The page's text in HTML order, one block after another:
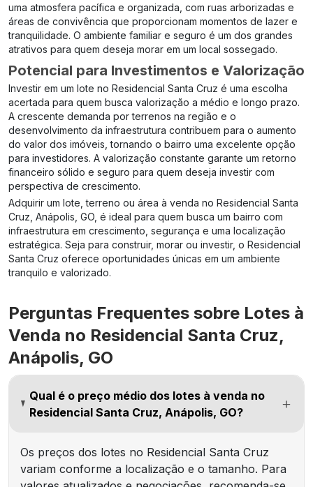
uma atmosfera pacífica e organizada, com ruas arborizadas e
áreas de convivência que proporcionam momentos de lazer e
tranquilidade. O ambiente familiar e seguro é um dos grandes
atrativos para quem deseja morar em um local sossegado.
Potencial para Investimentos e Valorização
Investir em um lote no Residencial Santa Cruz é uma escolha
acertada para quem busca valorização a médio e longo prazo.
A crescente demanda por terrenos na região e o
desenvolvimento da infraestrutura contribuem para o aumento
do valor dos imóveis, tornando o bairro uma excelente opção
para investidores. A valorização constante garante um retorno
financeiro sólido e seguro para quem deseja investir com
perspectiva de crescimento.
Adquirir um lote, terreno ou área à venda no Residencial Santa
Cruz, Anápolis, GO, é ideal para quem busca um bairro com
infraestrutura em crescimento, segurança e uma localização
estratégica. Seja para construir, morar ou investir, o Residencial
Santa Cruz oferece oportunidades únicas em um ambiente
tranquilo e valorizado.
Perguntas Frequentes sobre Lotes à
Venda no Residencial Santa Cruz,
Anápolis, GO
Qual é o preço médio dos lotes à venda no
Residencial Santa Cruz, Anápolis, GO?
Os preços dos lotes no Residencial Santa Cruz
variam conforme a localização e o tamanho. Para